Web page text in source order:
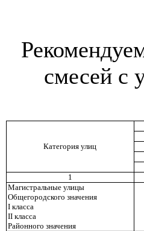
смесей с
Категория улиц
1
Магистральные улицы
Общегородского значения
I класса
II класса
Районного значения